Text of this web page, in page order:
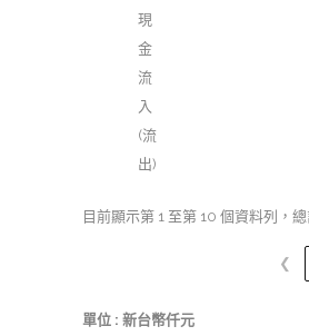
現
金
流
入
(流
出)
目前顯示第 1 至第 10 個資料列，
❮
單位 : 新台幣仟元